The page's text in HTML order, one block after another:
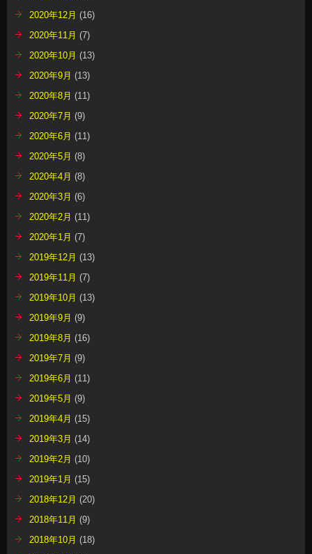
2020年12月 (16)
2020年11月 (7)
2020年10月 (13)
2020年9月 (13)
2020年8月 (11)
2020年7月 (9)
2020年6月 (11)
2020年5月 (8)
2020年4月 (8)
2020年3月 (6)
2020年2月 (11)
2020年1月 (7)
2019年12月 (13)
2019年11月 (7)
2019年10月 (13)
2019年9月 (9)
2019年8月 (16)
2019年7月 (9)
2019年6月 (11)
2019年5月 (9)
2019年4月 (15)
2019年3月 (14)
2019年2月 (10)
2019年1月 (15)
2018年12月 (20)
2018年11月 (9)
2018年10月 (18)